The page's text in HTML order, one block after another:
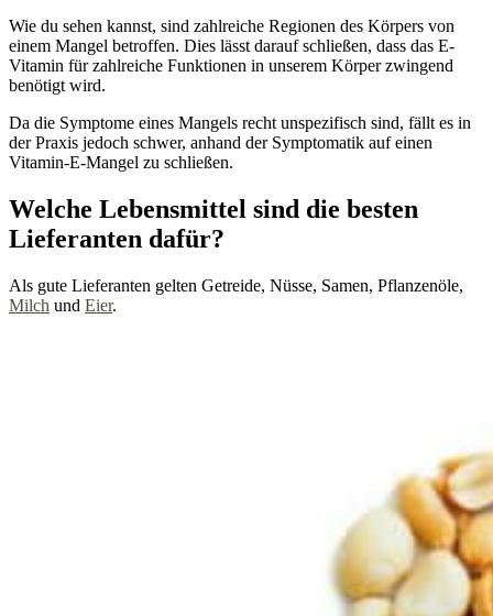
Wie du sehen kannst, sind zahlreiche Regionen des Körpers von
einem Mangel betroffen. Dies lässt darauf schließen, dass das E-
Vitamin für zahlreiche Funktionen in unserem Körper zwingend
benötigt wird.
Da die Symptome eines Mangels recht unspezifisch sind, fällt es in
der Praxis jedoch schwer, anhand der Symptomatik auf einen
Vitamin-E-Mangel zu schließen.
Welche Lebensmittel sind die besten
Lieferanten dafür?
Als gute Lieferanten gelten Getreide, Nüsse, Samen, Pflanzenöle,
Milch und Eier.